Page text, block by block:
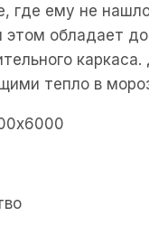
где ему не
этом обладает
тепло в